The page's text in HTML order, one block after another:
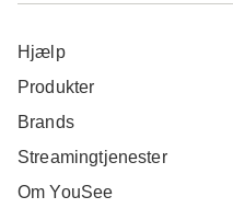
Hjælp
Produkter
Brands
Streamingtjenester
Om YouSee